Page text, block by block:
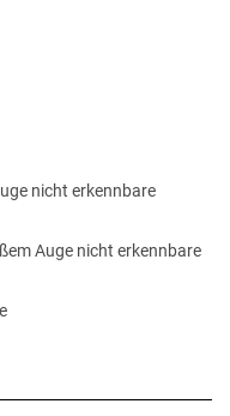
nicht erkennbare
Auge nicht erkennbare